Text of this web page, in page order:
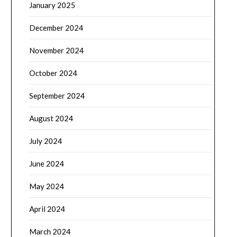
January 2025
December 2024
November 2024
October 2024
September 2024
August 2024
July 2024
June 2024
May 2024
April 2024
March 2024